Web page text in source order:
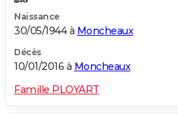
Naissance
30/05/1944 à Moncheaux
Décès
10/01/2016 à Moncheaux
Famille PLOYART